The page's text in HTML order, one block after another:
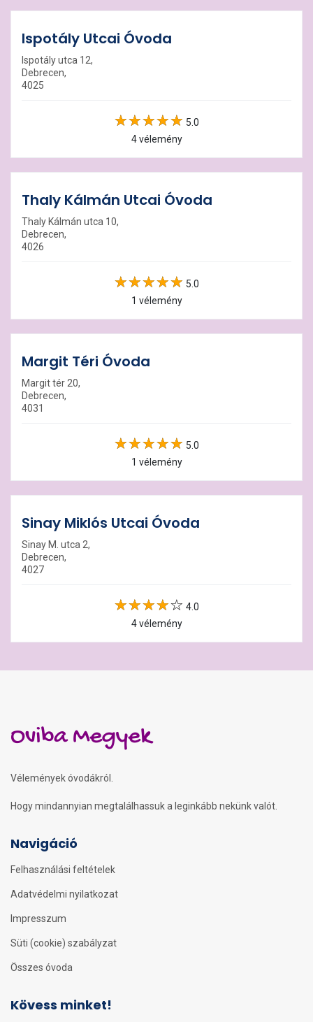
Ispotály Utcai Óvoda
Ispotály utca 12,
Debrecen,
4025
5.0
4 vélemény
Thaly Kálmán Utcai Óvoda
Thaly Kálmán utca 10,
Debrecen,
4026
5.0
1 vélemény
Margit Téri Óvoda
Margit tér 20,
Debrecen,
4031
5.0
1 vélemény
Sinay Miklós Utcai Óvoda
Sinay M. utca 2,
Debrecen,
4027
4.0
4 vélemény
Oviba Megyek
Vélemények óvodákról.
Hogy mindannyian megtalálhassuk a leginkább nekünk valót.
Navigáció
Felhasználási feltételek
Adatvédelmi nyilatkozat
Impresszum
Süti (cookie) szabályzat
Összes óvoda
Kövess minket!